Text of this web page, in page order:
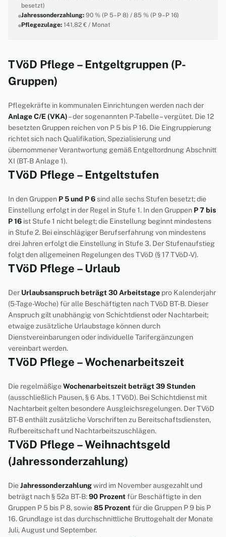
besetzt)
Jahressonderzahlung: 90 % (P 5–P 8) / 85 % (P 9–P 16)
Pflegezulage: 141,82 € / Monat
TVöD Pflege – Entgeltgruppen (P-
Gruppen)
Pflegekräfte in kommunalen Einrichtungen werden nach der
Anlage C/E (VKA)– der sogenannten P-Tabelle – vergütet. Die 12
besetzten Gruppen reichen von P 5 bis P 16. Die Eingruppierung
richtet sich nach Qualifikation, Spezialisierung und
übernommener Verantwortung gemäß Entgeltordnung Abschnitt
XI (BT-B Anlage 1).
TVöD Pflege – Entgeltstufen
In den Gruppen P 5 und P 6sind alle sechs Stufen besetzt; die
Einstellung erfolgt in der Regel in Stufe 1. In den Gruppen P 7 bis
P 16 ist Stufe 1 nicht belegt; die Einstellung beginnt mindestens
in Stufe 2. Bei einschlägiger Berufserfahrung von mindestens
drei Jahren erfolgt die Einstellung in Stufe 3. Der Stufenaufstieg
folgt den allgemeinen Regelungen des TVöD (§ 17 TVöD-V).
TVöD Pflege – Urlaub
Der Urlaubsanspruch beträgt 30 Arbeitstage pro Kalenderjahr
(5-Tage-Woche) für alle Beschäftigten nach TVöD BT-B. Dieser
Anspruch gilt unabhängig von Schichtdienst oder Nachtarbeit;
etwaige zusätzliche Urlaubstage können durch
Dienstvereinbarungen oder individuelle Tarifergänzungen
vereinbart werden.
TVöD Pflege – Wochenarbeitszeit
Die regelmäßige Wochenarbeitszeit beträgt 39 Stunden
(ausschließlich Pausen, § 6 Abs. 1 TVöD). Bei Schichtdienst mit
Nachtarbeit gelten besondere Ausgleichsregelungen. Der TVöD
BT-B enthält zusätzliche Vorschriften zu Bereitschaftsdiensten,
Rufbereitschaft und Nachtarbeitszuschlägen.
TVöD Pflege – Weihnachtsgeld
(Jahressonderzahlung)
Die Jahressonderzahlungwird im November ausgezahlt und
beträgt nach § 52a BT-B:90 Prozentfür Beschäftigte in den
Gruppen P 5 bis P 8, sowie 85 Prozentfür die Gruppen P 9 bis P
16. Grundlage ist das durchschnittliche Bruttogehalt der Monate
Juli, August und September.